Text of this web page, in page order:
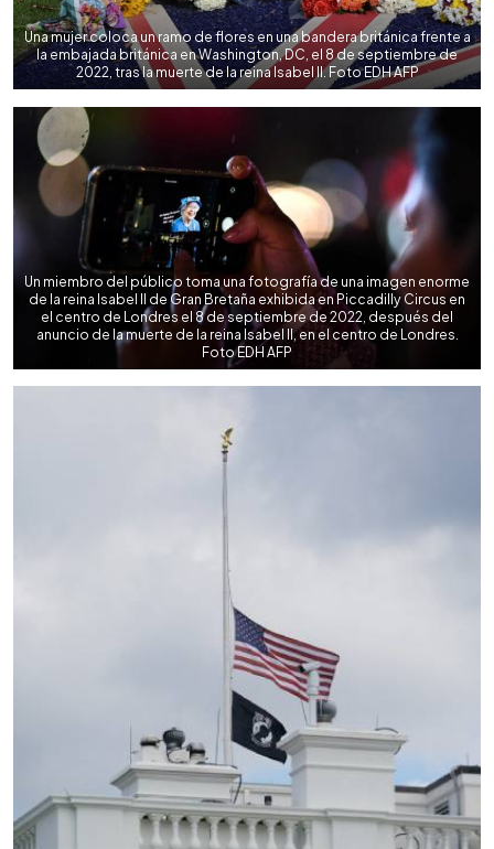
Una mujer coloca un ramo de flores en una bandera británica frente a
la embajada británica en Washington, DC, el 8 de septiembre de
2022, tras la muerte de la reina Isabel II. Foto EDH AFP
Un miembro del público toma una fotografía de una imagen enorme
de la reina Isabel II de Gran Bretaña exhibida en Piccadilly Circus en
el centro de Londres el 8 de septiembre de 2022, después del
anuncio de la muerte de la reina Isabel II, en el centro de Londres.
Foto EDH AFP